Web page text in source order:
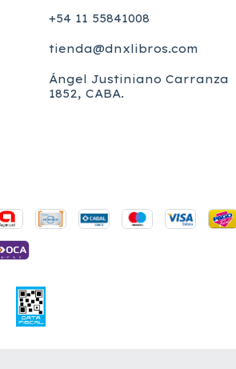
+54 11 55841008
tienda@dnxlibros.com
Ángel Justiniano Carranza
1852, CABA.